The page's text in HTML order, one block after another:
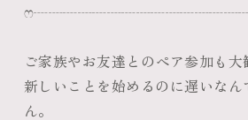
ご家族やお友達とのペア参加も大
新しいことを始めるのに遅いな
ん。